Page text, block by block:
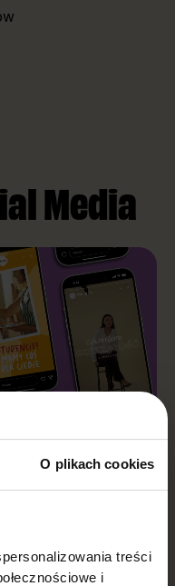
O plikach cookies
treści
i
Media
ze strategii
bicia piany,